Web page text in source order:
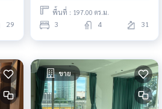
29
ห้องนอน (ขาย) PT038
พื้นที่ : 197.00 ตร.ม.
3 4 31
ขาย